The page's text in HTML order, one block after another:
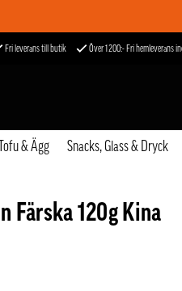
Fri leverans till butik Över 1200:- Fri hemleverans
& Ägg Snacks, Glass & Dryck
Färska 120g Kina